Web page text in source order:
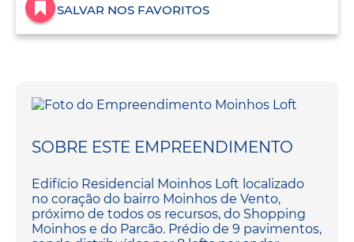
SALVAR NOS FAVORITOS
SOBRE ESTE EMPREENDIMENTO
Edifício Residencial Moinhos Loft localizado
no coração do bairro Moinhos de Vento,
próximo de todos os recursos, do Shopping
Moinhos e do Parcão. Prédio de 9 pavimentos,